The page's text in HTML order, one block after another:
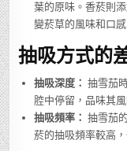
葉的原味。香菸則
變菸草的風味和口感
抽吸方式的
抽吸深度： 抽雪茄
腔中停留，品味其
抽吸頻率： 抽雪茄
菸的抽吸頻率較高